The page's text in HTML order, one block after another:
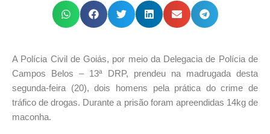
A Polícia Civil de Goiás, por meio da Delegacia de Polícia de
Campos Belos – 13ª DRP, prendeu na madrugada desta
segunda-feira (20), dois homens pela prática do crime de
tráfico de drogas. Durante a prisão foram apreendidas 14kg de
maconha.